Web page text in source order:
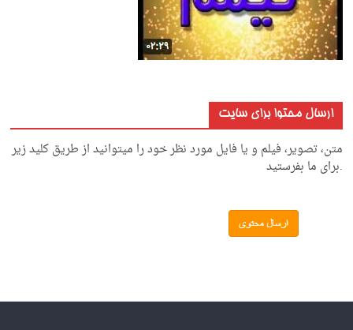
ارسال محتوا برای سایت
متن، تصویر، فیلم و یا فایل مورد نظر خود را میتوانید از طریق کلید زیر
.برای ما بفرستید